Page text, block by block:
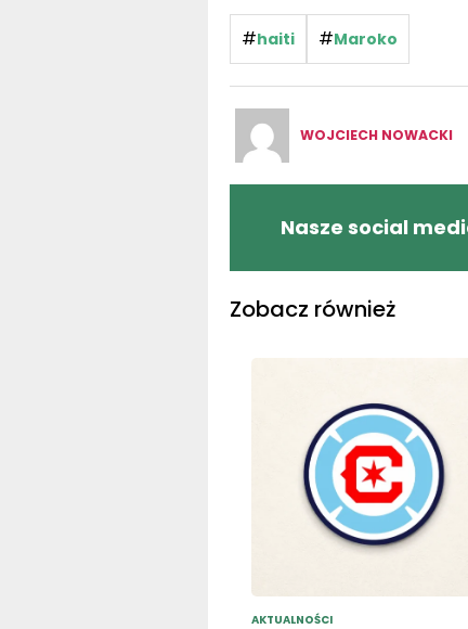
#haiti #Maroko
WOJCIECH NOWACKI
Nasze social
Zobacz również
AKTUALNOŚCI